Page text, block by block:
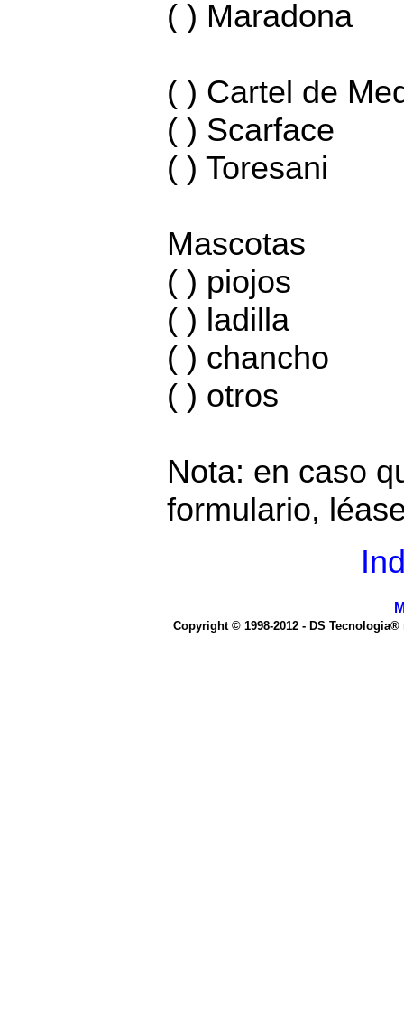
( ) Maradona
( ) Cartel de
( ) Scarface
( ) Toresani
Mascotas
( ) piojos
( ) ladilla
( ) chancho
( ) otros
Nota: en caso
formulario,
Copyright © 1998-2012 - DS Tecnologia®